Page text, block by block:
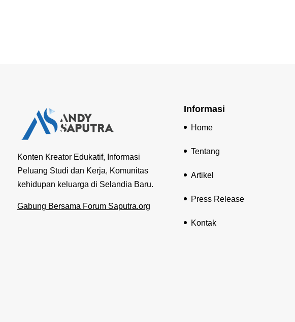
Konten Kreator Edukatif, Informasi
Peluang Studi dan Kerja, Komunitas
kehidupan keluarga di Selandia Baru.
Gabung Bersama Forum Saputra.org
Informasi
Home
Tentang
Artikel
Press Release
Kontak